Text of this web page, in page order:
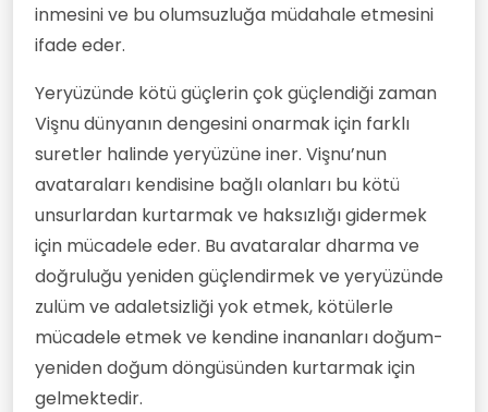
inmesini ve bu olumsuzluğa müdahale etmesini
ifade eder.
Yeryüzünde kötü güçlerin çok güçlendiği zaman
Vişnu dünyanın dengesini onarmak için farklı
suretler halinde yeryüzüne iner. Vişnu’nun
avataraları kendisine bağlı olanları bu kötü
unsurlardan kurtarmak ve haksızlığı gidermek
için mücadele eder. Bu avataralar dharma ve
doğruluğu yeniden güçlendirmek ve yeryüzünde
zulüm ve adaletsizliği yok etmek, kötülerle
mücadele etmek ve kendine inananları doğum-
yeniden doğum döngüsünden kurtarmak için
gelmektedir.